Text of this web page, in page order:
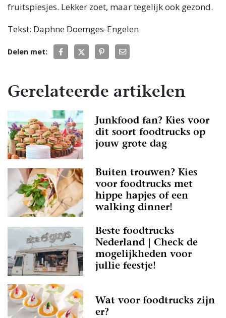
fruitspiesjes. Lekker zoet, maar tegelijk ook gezond.
Tekst: Daphne Doemges-Engelen
Delen met:
Gerelateerde artikelen
Junkfood fan? Kies voor
dit soort foodtrucks op
jouw grote dag
Buiten trouwen? Kies
voor foodtrucks met
hippe hapjes of een
walking dinner!
Beste foodtrucks
Nederland | Check de
mogelijkheden voor
jullie feestje!
Wat voor foodtrucks zijn
er?